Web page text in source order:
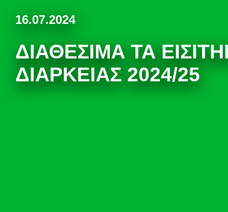
16.07.2024
ΔΙΑΘΈΣΙΜΑ ΤΑ
ΔΙΑΡΚΕΊΑΣ 2024/25